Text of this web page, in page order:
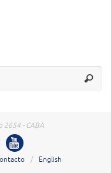
2654 - CABA
English